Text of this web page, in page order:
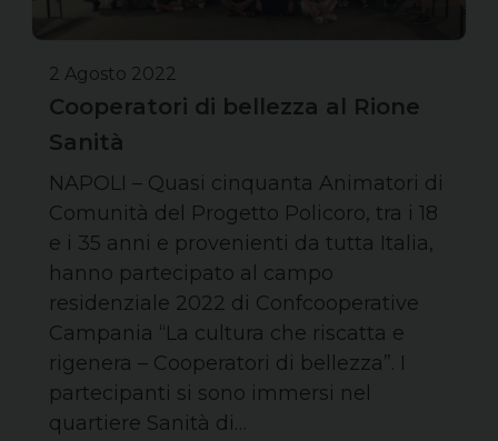
2 Agosto 2022
Cooperatori di bellezza al Rione
Sanità
NAPOLI – Quasi cinquanta Animatori di
Comunità del Progetto Policoro, tra i 18
e i 35 anni e provenienti da tutta Italia,
hanno partecipato al campo
residenziale 2022 di Confcooperative
Campania “La cultura che riscatta e
rigenera – Cooperatori di bellezza”. I
partecipanti si sono immersi nel
quartiere Sanità di…